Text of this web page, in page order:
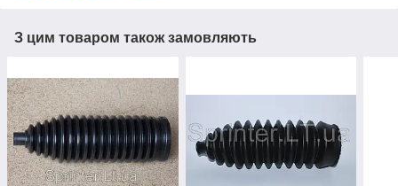
З цим товаром також замовляють